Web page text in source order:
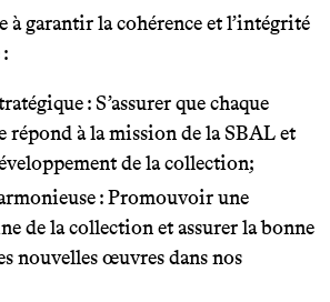
à garantir la cohérence et l’intégrité
: S’assurer que chaque
répond à la mission de la SBAL et
de la collection;
: Promouvoir une
de la collection et assurer la bonne
nouvelles œuvres dans nos